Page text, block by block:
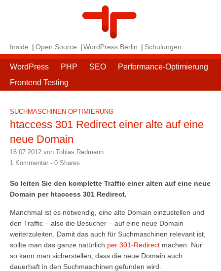
Inside Open Source WordPress Berlin Schulungen
WordPress PHP SEO
Performance-Optimierung
Frontend Testing
SUCHMASCHINEN-OPTIMIERUNG
htaccess 301 Redirect einer alte auf eine
neue Domain
16.07.2012 von Tobias Redmann
1 Kommentar - 0 Shares
So leiten Sie den komplette Traffic einer alten auf eine neue
Domain per htaccess 301 Redirect.
Manchmal ist es notwendig, eine alte Domain einzustellen und
den Traffic – also die Besucher – auf eine neue Domain
weiterzuleiten. Damit das auch für Suchmaschinen relevant ist,
sollte man das ganze natürlich per 301-Redirect machen. Nur
so kann man sicherstellen, dass die neue Domain auch
dauerhaft in den Suchmaschinen gefunden wird.